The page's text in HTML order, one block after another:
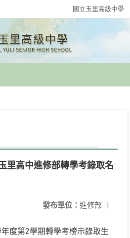
國立玉里高級中學
里高中進修部轉學考錄取名
發布單位： 進修部 |
度第2學期轉學考榜示錄取生